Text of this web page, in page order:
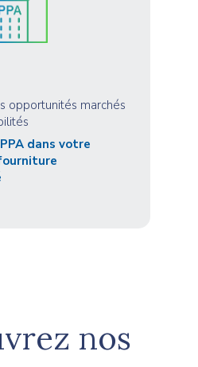
opportunités marchés
dans votre
nos